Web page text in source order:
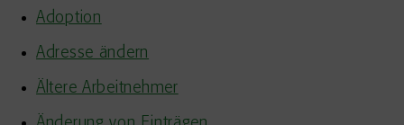
Adoption
Adresse ändern
Ältere Arbeitnehmer